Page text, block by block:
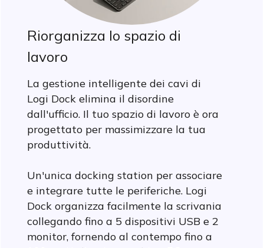
Riorganizza lo spazio di
lavoro
La gestione intelligente dei cavi di
Logi Dock elimina il disordine
dall'ufficio. Il tuo spazio di lavoro è ora
progettato per massimizzare la tua
produttività.
Un'unica docking station per associare
e integrare tutte le periferiche. Logi
Dock organizza facilmente la scrivania
collegando fino a 5 dispositivi USB e 2
monitor, fornendo al contempo fino a